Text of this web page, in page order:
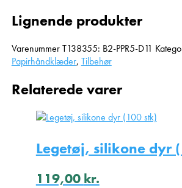
Lignende produkter
VarenummerT138355: B2-PPR5-D11
Papirhåndklæder, Tilbehør
Relaterede varer
Legetøj, silikone dyr
119,00 kr.